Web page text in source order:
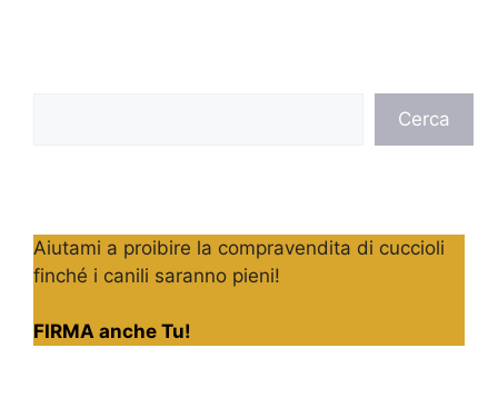
Cerca
Aiutami a proibire la compravendita di cuccioli
finché i canili saranno pieni!
FIRMA anche Tu!